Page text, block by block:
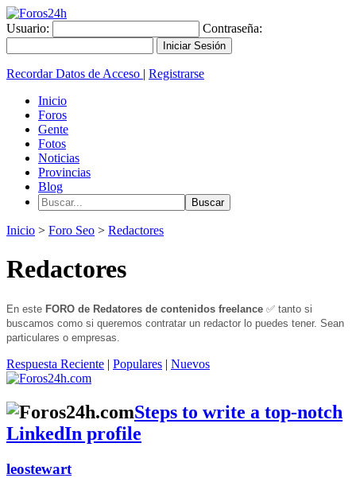
Usuario: Contraseña:
Recordar Datos de Acceso | Registrarse
Inicio
Foros
Gente
Fotos
Noticias
Provincias
Blog
Inicio > Foro Seo > Redactores
Redactores
En este FORO de Redatores de contenidos freelance ✅ tanto si
buscamos como si queremos contratar un redactor lo puedes tener. Sean
particulares o empresas.
Respuesta Reciente | Populares | Nuevos
Steps to write a top-notch
LinkedIn profile
leostewart